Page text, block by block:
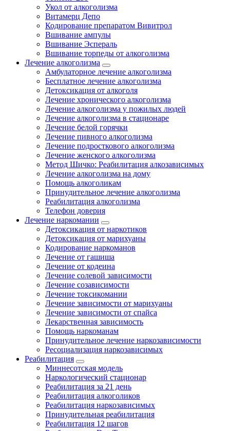
Укол от алкоголизма
Витамерц Депо
Кодирование препаратом Вивитрол
Вшивание ампулы
Вшивание Эспераль
Вшивание торпеды от алкоголизма
Лечение алкоголизма
Амбулаторное лечение алкоголизма
Бесплатное лечение алкоголизма
Детоксикация от алкоголя
Лечение хронического алкоголизма
Лечение алкоголизма у пожилых людей
Лечение алкоголизма в стационаре
Лечение белой горячки
Лечение пивного алкоголизма
Лечение подросткового алкоголизма
Лечение женского алкоголизма
Метод Шичко: Реабилитация алкозависимых
Лечение алкоголизма на дому
Помощь алкоголикам
Принудительное лечение алкоголизма
Реабилитация алкоголизма
Телефон доверия
Лечение наркомании
Детоксикация от наркотиков
Детоксикация от марихуаны
Кодирование наркоманов
Лечение от гашиша
Лечение от кодеина
Лечение солевой зависимости
Лечение созависимости
Лечение токсикомании
Лечение зависимости от марихуаны
Лечение зависимости от спайса
Лекарственная зависимость
Помощь наркоманам
Принудительное лечение наркозависимости
Ресоциализация наркозависимых
Реабилитация
Миннесотская модель
Наркологический стационар
Реабилитация за 21 день
Реабилитация алкоголиков
Реабилитация наркозависимых
Принудительная реабилитация
Реабилитация 12 шагов